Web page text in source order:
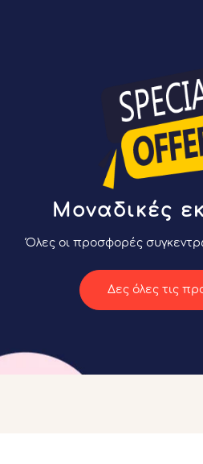
Μοναδικές
Όλες οι προσφορές
Δες όλες τις